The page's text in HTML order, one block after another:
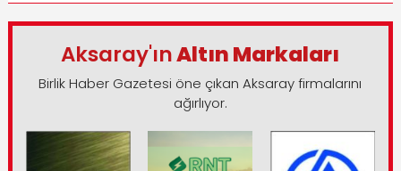
Aksaray'ınAltın Markaları
Birlik Haber Gazetesi öne çıkan Aksaray firmalarını
ağırlıyor.